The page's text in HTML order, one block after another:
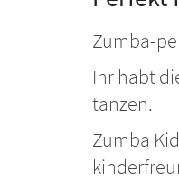
Zumba-
Ihr habt
tanzen.
Zumba